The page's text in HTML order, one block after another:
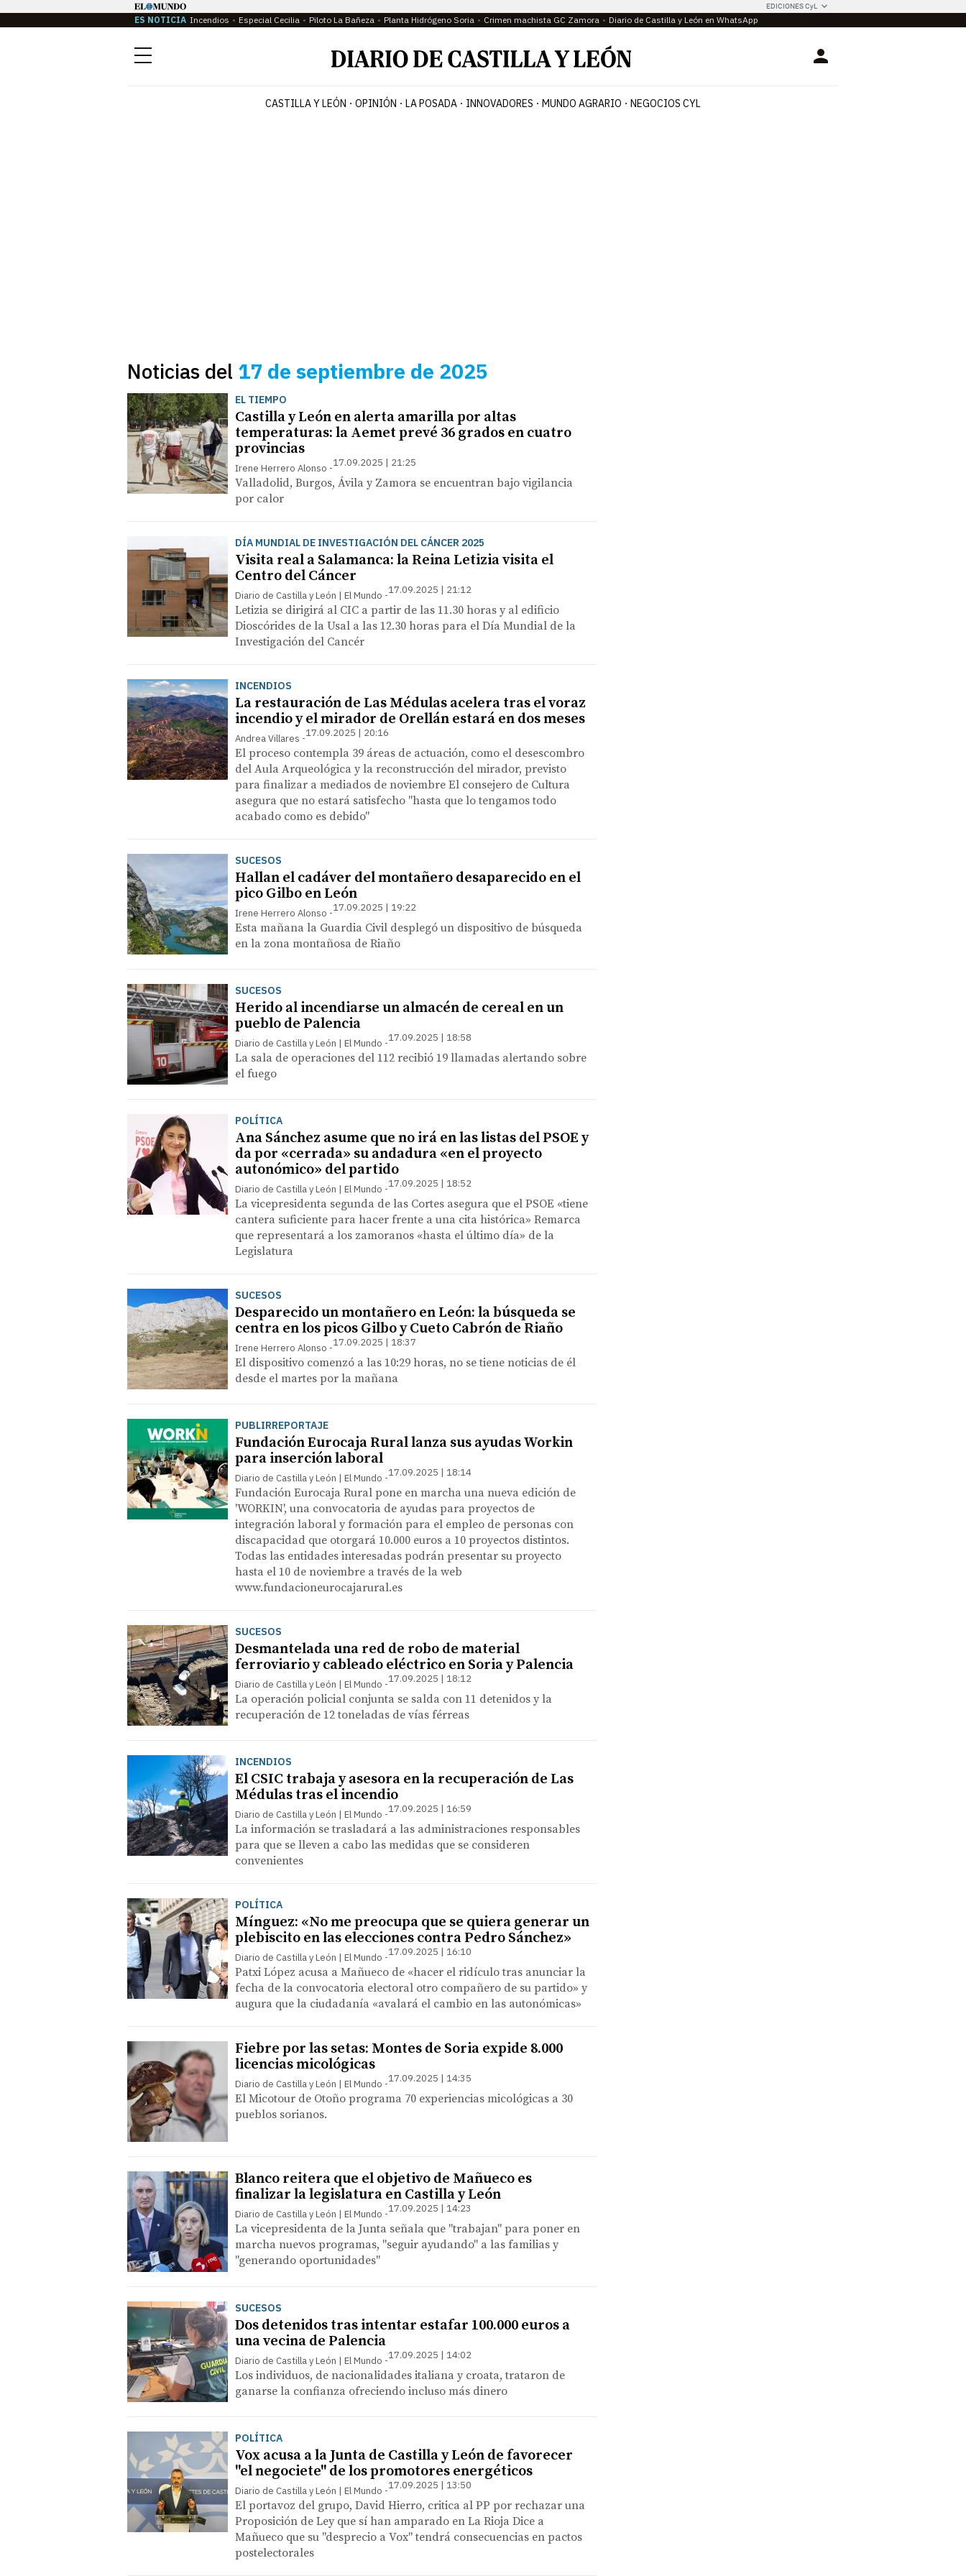
EDICIONES CyL
ES NOTICIA Incendios Especial Cecilia Piloto La Bañeza Planta Hidrógeno Soria Crimen machista GC Zamora Diario de Castilla y León en WhatsApp
Menú Login
CASTILLA Y LEÓN OPINIÓN LA POSADA INNOVADORES MUNDO AGRARIO NEGOCIOS CYL
Noticias del 17 de septiembre de 2025
EL TIEMPO
Castilla y León en alerta amarilla por altas
temperaturas: la Aemet prevé 36 grados en cuatro
provincias
Irene Herrero Alonso 17.09.2025 | 21:25
Valladolid, Burgos, Ávila y Zamora se encuentran bajo vigilancia
por calor
DÍA MUNDIAL DE INVESTIGACIÓN DEL CÁNCER 2025
Visita real a Salamanca: la Reina Letizia visita el
Centro del Cáncer
Diario de Castilla y León | El Mundo 17.09.2025 | 21:12
Letizia se dirigirá al CIC a partir de las 11.30 horas y al edificio
Dioscórides de la Usal a las 12.30 horas para el Día Mundial de la
Investigación del Cancér
INCENDIOS
La restauración de Las Médulas acelera tras el voraz
incendio y el mirador de Orellán estará en dos meses
Andrea Villares 17.09.2025 | 20:16
El proceso contempla 39 áreas de actuación, como el desescombro
del Aula Arqueológica y la reconstrucción del mirador, previsto
para finalizar a mediados de noviembre El consejero de Cultura
asegura que no estará satisfecho "hasta que lo tengamos todo
acabado como es debido"
SUCESOS
Hallan el cadáver del montañero desaparecido en el
pico Gilbo en León
Irene Herrero Alonso 17.09.2025 | 19:22
Esta mañana la Guardia Civil desplegó un dispositivo de búsqueda
en la zona montañosa de Riaño
SUCESOS
Herido al incendiarse un almacén de cereal en un
pueblo de Palencia
Diario de Castilla y León | El Mundo 17.09.2025 | 18:58
La sala de operaciones del 112 recibió 19 llamadas alertando sobre
el fuego
POLÍTICA
Ana Sánchez asume que no irá en las listas del PSOE y
da por «cerrada» su andadura «en el proyecto
autonómico» del partido
Diario de Castilla y León | El Mundo 17.09.2025 | 18:52
La vicepresidenta segunda de las Cortes asegura que el PSOE «tiene
cantera suficiente para hacer frente a una cita histórica» Remarca
que representará a los zamoranos «hasta el último día» de la
Legislatura
SUCESOS
Desparecido un montañero en León: la búsqueda se
centra en los picos Gilbo y Cueto Cabrón de Riaño
Irene Herrero Alonso 17.09.2025 | 18:37
El dispositivo comenzó a las 10:29 horas, no se tiene noticias de él
desde el martes por la mañana
PUBLIRREPORTAJE
Fundación Eurocaja Rural lanza sus ayudas Workin
para inserción laboral
Diario de Castilla y León | El Mundo 17.09.2025 | 18:14
Fundación Eurocaja Rural pone en marcha una nueva edición de
'WORKIN', una convocatoria de ayudas para proyectos de
integración laboral y formación para el empleo de personas con
discapacidad que otorgará 10.000 euros a 10 proyectos distintos.
Todas las entidades interesadas podrán presentar su proyecto
hasta el 10 de noviembre a través de la web
www.fundacioneurocajarural.es
SUCESOS
Desmantelada una red de robo de material
ferroviario y cableado eléctrico en Soria y Palencia
Diario de Castilla y León | El Mundo 17.09.2025 | 18:12
La operación policial conjunta se salda con 11 detenidos y la
recuperación de 12 toneladas de vías férreas
INCENDIOS
El CSIC trabaja y asesora en la recuperación de Las
Médulas tras el incendio
Diario de Castilla y León | El Mundo 17.09.2025 | 16:59
La información se trasladará a las administraciones responsables
para que se lleven a cabo las medidas que se consideren
convenientes
POLÍTICA
Mínguez: «No me preocupa que se quiera generar un
plebiscito en las elecciones contra Pedro Sánchez»
Diario de Castilla y León | El Mundo 17.09.2025 | 16:10
Patxi López acusa a Mañueco de «hacer el ridículo tras anunciar la
fecha de la convocatoria electoral otro compañero de su partido» y
augura que la ciudadanía «avalará el cambio en las autonómicas»
Fiebre por las setas: Montes de Soria expide 8.000
licencias micológicas
Diario de Castilla y León | El Mundo 17.09.2025 | 14:35
El Micotour de Otoño programa 70 experiencias micológicas a 30
pueblos sorianos.
Blanco reitera que el objetivo de Mañueco es
finalizar la legislatura en Castilla y León
Diario de Castilla y León | El Mundo 17.09.2025 | 14:23
La vicepresidenta de la Junta señala que "trabajan" para poner en
marcha nuevos programas, "seguir ayudando" a las familias y
"generando oportunidades"
SUCESOS
Dos detenidos tras intentar estafar 100.000 euros a
una vecina de Palencia
Diario de Castilla y León | El Mundo 17.09.2025 | 14:02
Los individuos, de nacionalidades italiana y croata, trataron de
ganarse la confianza ofreciendo incluso más dinero
POLÍTICA
Vox acusa a la Junta de Castilla y León de favorecer
"el negociete" de los promotores energéticos
Diario de Castilla y León | El Mundo 17.09.2025 | 13:50
El portavoz del grupo, David Hierro, critica al PP por rechazar una
Proposición de Ley que sí han amparado en La Rioja Dice a
Mañueco que su "desprecio a Vox" tendrá consecuencias en pactos
postelectorales